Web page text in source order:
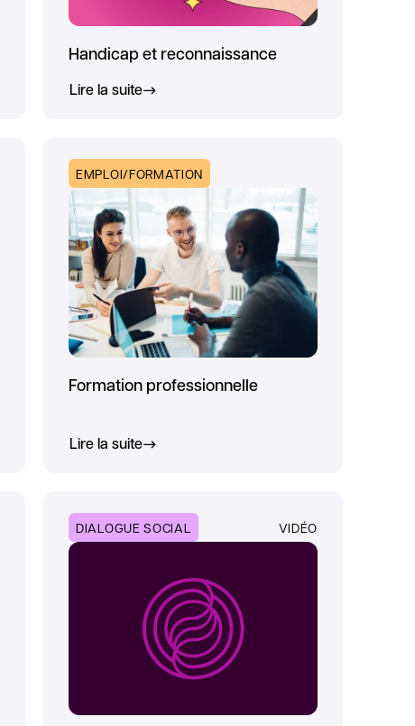
Handicap et reconnaissance
Lire la suite
EMPLOI/FORMATION
Formation professionnelle
Lire la suite
DIALOGUE SOCIAL VIDÉO